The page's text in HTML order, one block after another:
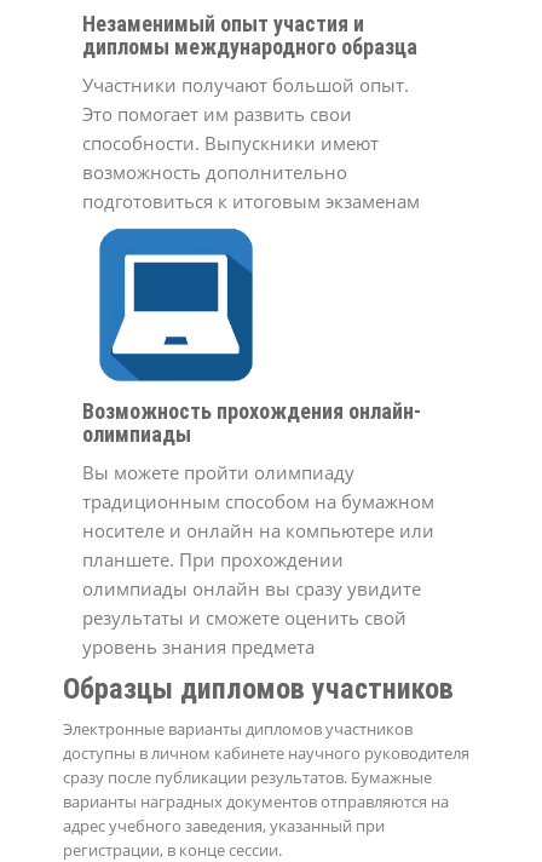
Незаменимый опыт участия и
дипломы международного образца
Участники получают большой опыт.
Это помогает им развить свои
способности. Выпускники имеют
возможность дополнительно
подготовиться к итоговым экзаменам
Возможность прохождения онлайн-
олимпиады
Вы можете пройти олимпиаду
традиционным способом на бумажном
носителе и онлайн на компьютере или
планшете. При прохождении
олимпиады онлайн вы сразу увидите
результаты и сможете оценить свой
уровень знания предмета
Образцы дипломов участников
Электронные варианты дипломов участников
доступны в личном кабинете научного руководителя
сразу после публикации результатов. Бумажные
варианты наградных документов отправляются на
адрес учебного заведения, указанный при
регистрации, в конце сессии.